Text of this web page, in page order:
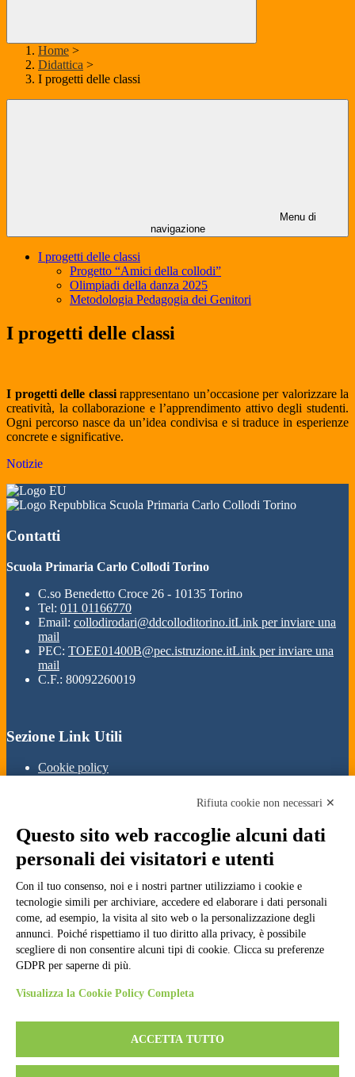
Home >
Didattica >
I progetti delle classi
Menu di
navigazione
I progetti delle classi
Progetto “Amici della collodi”
Olimpiadi della danza 2025
Metodologia Pedagogia dei Genitori
I progetti delle classi
I progetti delle classirappresentano un’occasione per valorizzare la
creatività, la collaborazione e l’apprendimento attivo degli studenti.
Ogni percorso nasce da un’idea condivisa e si traduce in esperienze
concrete e significative.
Notizie
Scuola Primaria Carlo Collodi Torino
Contatti
Scuola Primaria Carlo Collodi Torino
C.so Benedetto Croce 26 - 10135 Torino
Tel: 011 01166770
Email: collodirodari@ddcolloditorino.itLink per inviare una
mail
PEC: TOEE01400B@pec.istruzione.itLink per inviare una
mail
C.F.: 80092260019
Sezione Link Utili
Cookie policy
Ufficio Relazioni con il Pubblico
Obiettivi di accessibilità
Whistleblowing
Gestione consensi cookie
Amministrazione trasparente
Pagina visualizzata1282 volte
Sezione Copyright
Parma S.p.A. | Divisione Publishing & New Social Media
Rifiuta cookie non necessari ✕
Questo sito web raccoglie alcuni dati
personali dei visitatori e utenti
Con il tuo consenso, noi e i nostri partner utilizziamo i cookie e
tecnologie simili per archiviare, accedere ed elaborare i dati personali
come, ad esempio, la visita al sito web o la personalizzazione degli
annunci. Poiché rispettiamo il tuo diritto alla privacy, è possibile
scegliere di non consentire alcuni tipi di cookie. Clicca su preferenze
GDPR per saperne di più.
Visualizza la Cookie Policy Completa
ACCETTA TUTTO